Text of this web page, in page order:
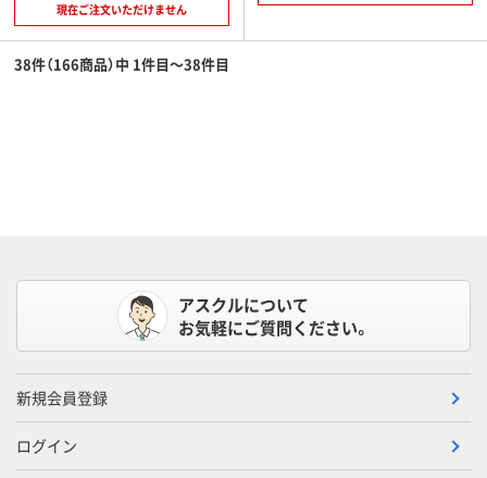
現在ご注文いただけません
38件（166商品）中 1件目～38件目
アスクルについて
お気軽にご質問ください。
新規会員登録
ログイン